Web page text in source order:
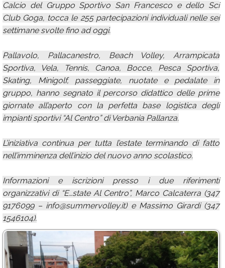
Calcio del Gruppo Sportivo San Francesco e dello Sci
Club Goga, tocca le 255 partecipazioni individuali nelle sei
settimane svolte fino ad oggi.
Pallavolo, Pallacanestro, Beach Volley, Arrampicata
Sportiva, Vela, Tennis, Canoa, Bocce, Pesca Sportiva,
Skating, Minigolf, passeggiate, nuotate e pedalate in
gruppo, hanno segnato il percorso didattico delle prime
giornate all’aperto con la perfetta base logistica degli
impianti sportivi “Al Centro” di Verbania Pallanza.
L’iniziativa continua per tutta l’estate terminando di fatto
nell’imminenza dell’inizio del nuovo anno scolastico.
Informazioni e iscrizioni presso i due riferimenti
organizzativi di “E…state Al Centro”, Marco Calcaterra (347
9176099 – info@summervolley.it) e Massimo Girardi (347
1546104).